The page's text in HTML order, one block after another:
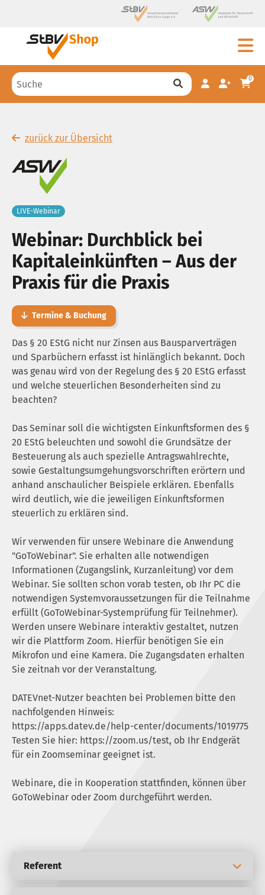
0
zurück zur Übersicht
LIVE-Webinar
Webinar: Durchblick bei
Kapitaleinkünften – Aus der
Praxis für die Praxis
Termine & Buchung
Das § 20 EStG nicht nur Zinsen aus Bausparverträgen
und Sparbüchern erfasst ist hinlänglich bekannt. Doch
was genau wird von der Regelung des § 20 EStG erfasst
und welche steuerlichen Besonderheiten sind zu
beachten?
Das Seminar soll die wichtigsten Einkunftsformen des §
20 EStG beleuchten und sowohl die Grundsätze der
Besteuerung als auch spezielle Antragswahlrechte,
sowie Gestaltungsumgehungsvorschriften erörtern und
anhand anschaulicher Beispiele erklären. Ebenfalls
wird deutlich, wie die jeweiligen Einkunftsformen
steuerlich zu erklären sind.
Wir verwenden für unsere Webinare die Anwendung
"GoToWebinar". Sie erhalten alle notwendigen
Informationen (Zugangslink, Kurzanleitung) vor dem
Webinar. Sie sollten schon vorab testen, ob Ihr PC die
notwendigen Systemvoraussetzungen für die Teilnahme
erfüllt (GoToWebinar-Systemprüfung für Teilnehmer).
Werden unsere Webinare interaktiv gestaltet, nutzen
wir die Plattform Zoom. Hierfür benötigen Sie ein
Mikrofon und eine Kamera. Die Zugangsdaten erhalten
Sie zeitnah vor der Veranstaltung.
DATEVnet-Nutzer beachten bei Problemen bitte den
nachfolgenden Hinweis:
https://apps.datev.de/help-center/documents/1019775
Testen Sie hier: https://zoom.us/test, ob Ihr Endgerät
für ein Zoomseminar geeignet ist.
Webinare, die in Kooperation stattfinden, können über
GoToWebinar oder Zoom durchgeführt werden.
Referent